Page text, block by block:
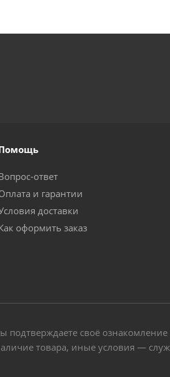
ответ
и гарантии
доставки
оформить заказ
своё
товара, иные условия —